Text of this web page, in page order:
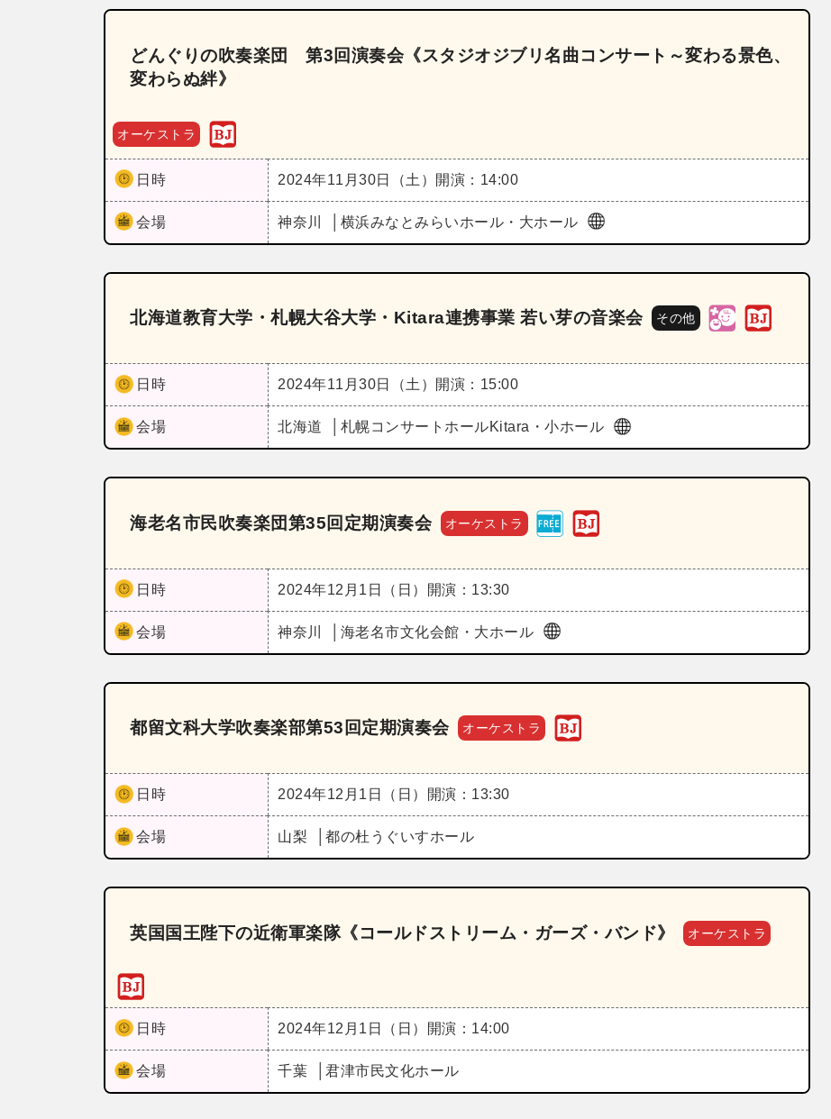
どんぐりの吹奏楽団 第3回演奏会《スタジオジブリ名曲コンサート～変わる景色、
変わらぬ絆》
オーケストラ
日時 2024年11月30日（土） 開演：14:00
会場 神奈川 横浜みなとみらいホール・大ホール
北海道教育大学・札幌大谷大学・Kitara連携事業 若い芽の音楽会 その他
日時 2024年11月30日（土） 開演：15:00
会場 北海道 札幌コンサートホールKitara・小ホール
海老名市民吹奏楽団第35回定期演奏会 オーケストラ
日時 2024年12月1日（日） 開演：13:30
会場 神奈川 海老名市文化会館・大ホール
都留文科大学吹奏楽部第53回定期演奏会 オーケストラ
日時 2024年12月1日（日） 開演：13:30
会場 山梨 都の杜うぐいすホール
英国国王陛下の近衛軍楽隊《コールドストリーム・ガーズ・バンド》 オーケストラ
日時 2024年12月1日（日） 開演：14:00
会場 千葉 君津市民文化ホール